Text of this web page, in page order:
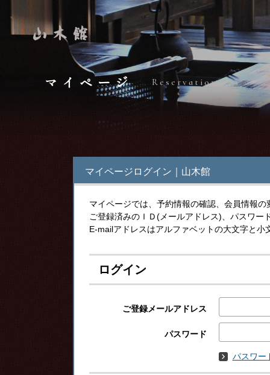
マイページ Reservation
マイページログイン｜山木館
マイページでは、予約情報の確認、会員情報
ご登録済みのＩＤ(メールアドレス)、パスワー
E-mailアドレスはアルファベットの大文字と
ログイン
ご登録メールアドレス
パスワード
パスワー